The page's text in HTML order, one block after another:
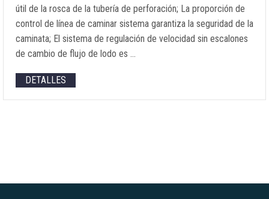
útil de la rosca de la tubería de perforación; La proporción de
control de línea de caminar sistema garantiza la seguridad de la
caminata; El sistema de regulación de velocidad sin escalones
de cambio de flujo de lodo es …
DETALLES